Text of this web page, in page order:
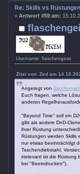
Username: flaschengeist
Re: Skills vs
« Antwort #59 am:
Zitat von: Zed am
Angeregt von
Euch fragen, welche
anderen
"Beyond Time" soll ein
gibt als andere DnD-
ihrer Rüstung
Rüstungen werden Skills
nur etwas beeinträchtigt
Taschendiebstahl,
irrelevant ist die Rüstung
bei "Beeindrucken").